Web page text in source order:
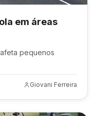
em áreas
pequenos
Giovani Ferreira